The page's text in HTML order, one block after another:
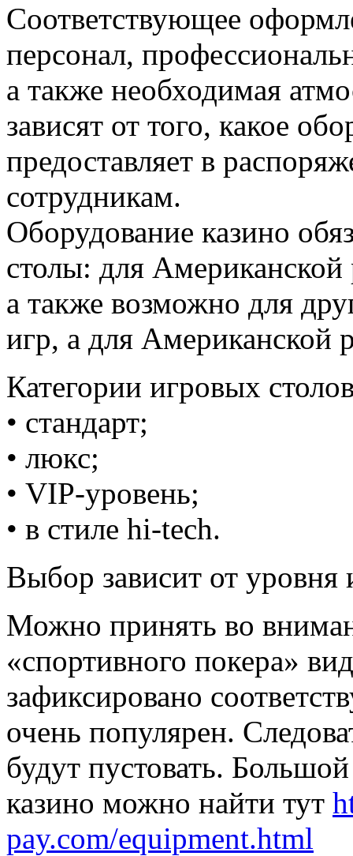
Соответствующее
персонал,
а также необходимая
зависят от того, какое
предоставляет в
сотрудникам.
Оборудование казино
столы: для
а также возможно для
игр, а для Американской
Категории игровых
• стандарт;
• люкс;
• VIP-уровень;
• в стиле hi-tech.
Выбор зависит от уровня
Можно принять во
«спортивного покера»
зафиксировано
очень популярен.
будут пустовать.
казино можно найти тут
pay.com/equipment.html